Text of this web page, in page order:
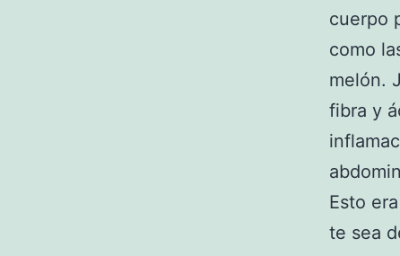
cuerpo
como
melón.
fibra y
Esto
te sea